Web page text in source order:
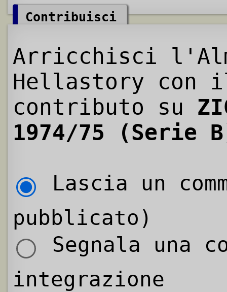
Contribuisci
Arricchisci
Hellastory con
contributo su
1974/75 (Serie
Lascia un
pubblicato)
Segnala una
integrazione